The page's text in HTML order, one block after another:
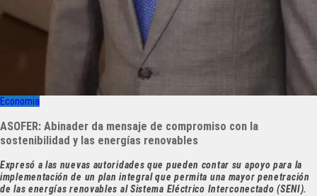
Economia
ASOFER: Abinader da mensaje de compromiso con la
sostenibilidad y las energías renovables
Expresó a las nuevas autoridades que pueden contar su apoyo para la
implementación de un plan integral que permita una mayor penetración
de las energías renovables al Sistema Eléctrico Interconectado (SENI).